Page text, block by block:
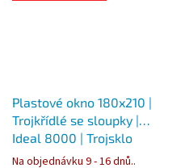
Plastové okno 180x210 |
Trojkřídlé se sloupky |
Ideal 8000 | Trojsklo
Na objednávku 9 - 16 dnů..